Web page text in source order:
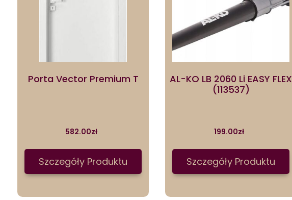
Porta Vector Premium T
582.00zł
Szczegóły Produktu
AL-KO LB 2060 Li EASY FLEX
(113537)
199.00zł
Szczegóły Produktu